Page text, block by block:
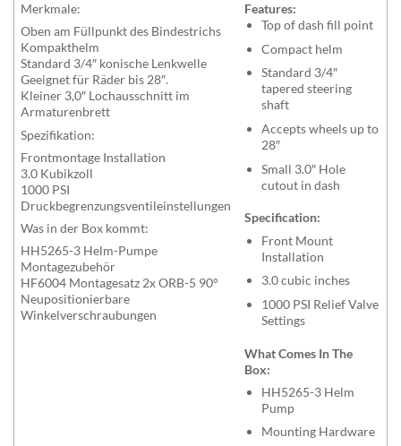
Merkmale:
Oben am Füllpunkt des Bindestrichs
Kompakthelm
Standard 3/4″ konische Lenkwelle
Geeignet für Räder bis 28″.
Kleiner 3,0″ Lochausschnitt im
Armaturenbrett
Spezifikation:
Frontmontage Installation
3.0 Kubikzoll
1000 PSI
Druckbegrenzungsventileinstellungen
Was in der Box kommt:
HH5265-3 Helm-Pumpe
Montagezubehör
HF6004 Montagesatz 2x ORB-5 90°
Neupositionierbare
Winkelverschraubungen
Features:
Top of dash fill point
Compact helm
Standard 3/4″
tapered steering
shaft
Accepts wheels up to
28″
Small 3.0″ Hole
cutout in dash
Specification:
Front Mount
Installation
3.0 cubic inches
1000 PSI Relief Valve
Settings
What Comes In The
Box:
HH5265-3 Helm
Pump
Mounting Hardware